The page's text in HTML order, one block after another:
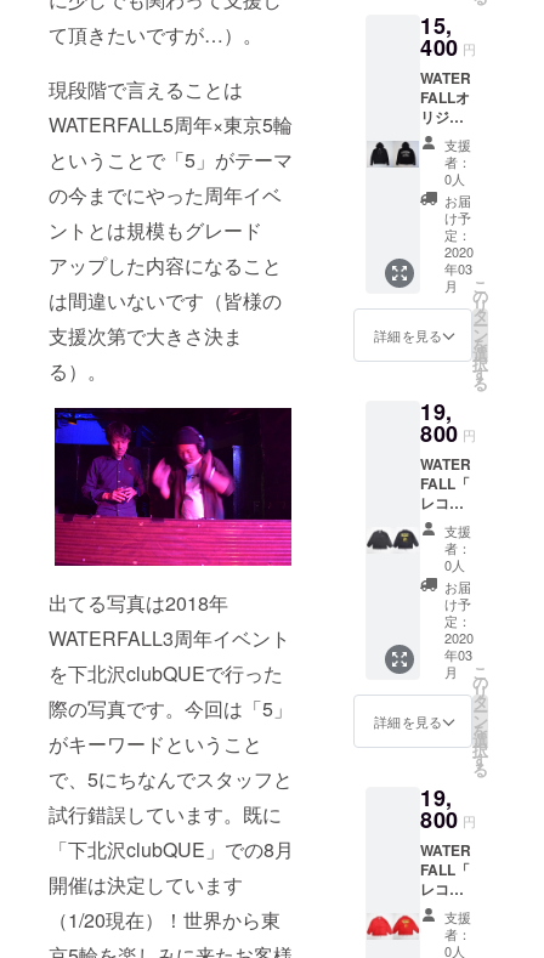
て頂きたいですが…）。
現段階で言えることは
WATERFALL5周年×東京5輪
ということで「5」がテーマ
の今までにやった周年イベ
ントとは規模もグレード
アップした内容になること
は間違いないです（皆様の
支援次第で大きさ決ま
る）。
出てる写真は2018年
WATERFALL3周年イベント
を下北沢clubQUEで行った
際の写真です。今回は「5」
がキーワードということ
で、5にちなんでスタッフと
試行錯誤しています。既に
「下北沢clubQUE」での8月
開催は決定しています
（1/20現在）！世界から東
100%
・手洗
・綿
100%
・手洗
い可
ズ】
（cm）
サイズ
身丈 身
幅 肩幅
袖丈
S
67
48
41 22
M
70
49
43.5 19
L
71
53
48 24
【品質
・綿
100%
・手洗
い可
イル
ス・
ディ
ヴィス
写真集
「NO
PICTUR
E!」な
ど多く
のジャ
ズ
ミュー
ジシャ
ンを撮
影。
http://w
hisper.c
o.jp/whi
sper/
ズ】
（cm）
サイズ
身丈 身
幅 肩幅
袖丈
S
67
48
41 22
M
70
49
43.5 19
L
71
53
48 24
【品質
・綿
100%
・手洗
い可
ラン
ド」と
してご
愛用し
て頂い
ている
方もい
ます。
縫製は
日本で
も有数
の高技
術縫製
地とし
て知ら
阜、
「レ
ワッペ
ン」は
群馬県
桐生市
で製
造。 完
全日本
企画・
日本
製。
MADE
JAPAN
サイ
ズ】 ・
着丈
70cm
・身幅
・肩
幅
43cm
・裾幅
49.5cm
・袖
丈
61.5cm
・袖
トレー
ドマー
ク「レ
コード
ワッペ
ン」が
ワンポ
イント
で入っ
てお
り、DJ
の方や
アー
ティス
も「日
本発信
ラン
ド」と
してご
愛用し
て頂い
ている
方もい
ます。
縫製は
日本で
も有数
の高技
術縫製
地とし
て知ら
阜、
「レ
ワッペ
ン」は
群馬県
桐生市
で製
造。 完
全日本
企画・
日本
いるポ
ロシャ
しく
「WATE
RFALL
のポロ
シャツ
＝猫目
シェル
ボタ
ン」と
いった
定義を
確立。
は
WATER
ドマー
ク「レ
コード
ワッペ
ン」が
ワンポ
イント
で入っ
てお
り、DJ
の方や
アー
ティス
トの方
本発信
の音楽
ド」と
してご
愛用し
て頂い
ている
方もい
ます。
縫製は
も安心
して楽
とがで
きま
す。 ボ
タンに
は高級
感のあ
る「猫
目シェ
ルボタ
ン（貝
ボタ
ン）」
を使
用。 こ
いるポ
ロシャ
しく
「WATE
RFALL
のポロ
シャツ
＝猫目
シェル
ボタ
ン」と
いった
定義を
確立。
は
WATER
ドマー
ク「レ
コード
ワッペ
ン」が
ワンポ
イント
で入っ
バック
プリン
トには
「I GOT
THE
SOUL（
魂を得
た）」
という
強い
メッ
セージ
を配
置。
「CIRC
US（楽
しさの
せ「楽
しさか
得る」
ことの
重要性
を発
信。 国
産生地
の「綿
裏毛ス
ウェッ
ト」は
保温性
とスト
レッチ
性を兼
ルとビ
ジネス
にもス
トレス
なく使
えま
す。 高
15,
400 円
WATER
FALLオ
リジナ
ル商
品。フ
ジロッ
クなど
山で
キャン
プを張
る夏
フェス
では冷
え込み
対策に
バック
プリン
トには
「I GOT
THE
SOUL（
魂を得
た）」
という
強い
メッ
セージ
を配
置。
「CIRC
US（楽
しさの
せ「楽
しさか
得る」
ことの
重要性
を発
信。 国
産生地
支援
者：
0人
お届
け予
定：
2020
年03
月
詳細を見る
こ
の
リ
タ
ー
ン
を
選
択
す
る
19,
800 円
WATER
FALL「
レコー
ドワッ
ペン
コーチ
ジャ
ケット
（DETR
TECHN
O）」。
2019秋
冬新
作。オ
スト。
アメリ
カの
コーチ
ジャ
ケット
老舗
メー
カー
支援
者：
0人
お届
け予
定：
2020
年03
月
詳細を見る
こ
の
リ
タ
ー
ン
を
選
択
す
る
19,
800 円
WATER
FALL「
レコー
ドワッ
ペン
コーチ
支援
者：
0人